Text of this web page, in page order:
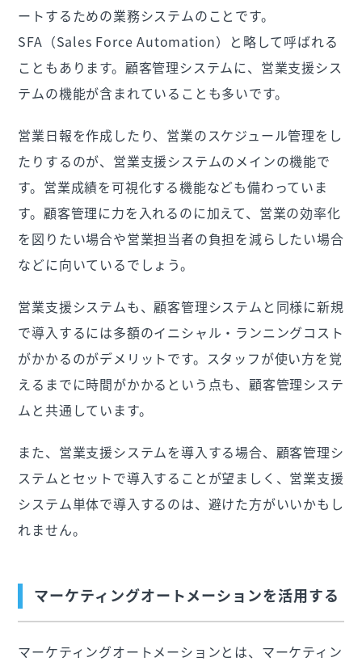
ートするための業務システムのことです。
SFA（Sales Force Automation）と略して呼ばれる
こともあります。顧客管理システムに、営業支援シス
テムの機能が含まれていることも多いです。
営業日報を作成したり、営業のスケジュール管理をし
たりするのが、営業支援システムのメインの機能で
す。営業成績を可視化する機能なども備わっていま
す。顧客管理に力を入れるのに加えて、営業の効率化
を図りたい場合や営業担当者の負担を減らしたい場合
などに向いているでしょう。
営業支援システムも、顧客管理システムと同様に新規
で導入するには多額のイニシャル・ランニングコスト
がかかるのがデメリットです。スタッフが使い方を覚
えるまでに時間がかかるという点も、顧客管理システ
ムと共通しています。
また、営業支援システムを導入する場合、顧客管理シ
ステムとセットで導入することが望ましく、営業支援
システム単体で導入するのは、避けた方がいいかもし
れません。
マーケティングオートメーションを活用する
マーケティングオートメーションとは、マーケティン